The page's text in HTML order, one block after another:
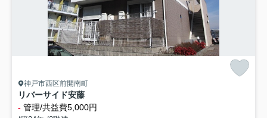
神戸市西区前開南町
リバーサイド安藤
- 管理/共益費5,000円